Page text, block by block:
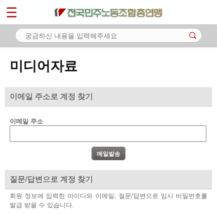
미디어자료
이메일 주소로 계정 찾기
이메일 주소
질문/답변으로 계정 찾기
회원 정보에 입력한 아이디와 이메일, 질문/답변으로 임시 비밀번호를
발급 받을 수 있습니다.
마이페이지
소개
노동상담
자료
- 카드뉴스
부설기관